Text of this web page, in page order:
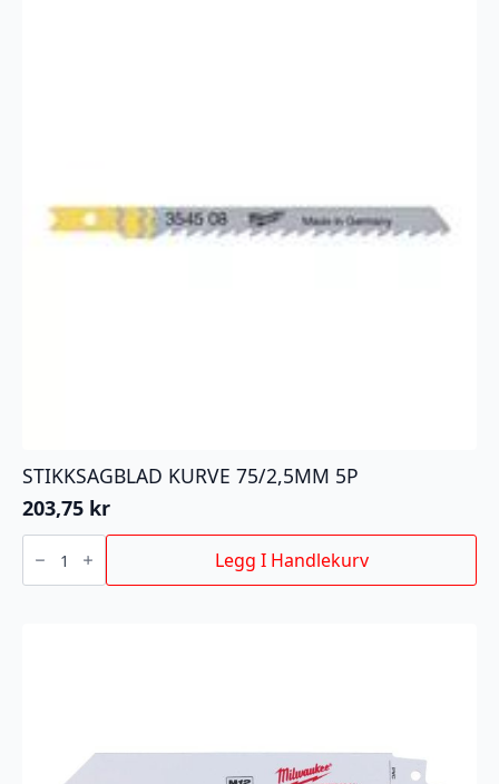
STIKKSAGBLAD KURVE 75/2,5MM 5P
203,75 kr
STIKKSAGBLAD
KURVE
75/2,5MM
5P
Legg I Handlekurv